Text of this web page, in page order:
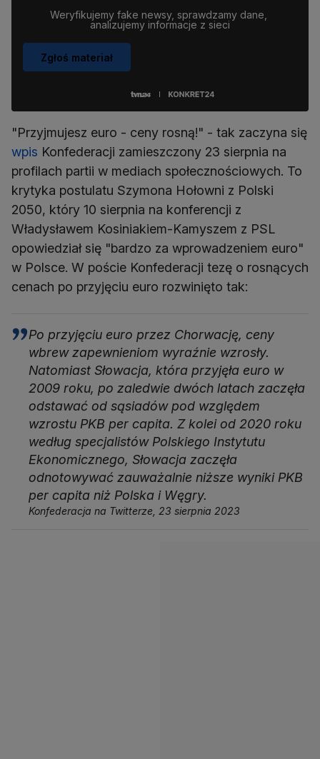
Weryfikujemy fake newsy, sprawdzamy dane,
analizujemy informacje z sieci
Zgłoś materiał
"Przyjmujesz euro - ceny rosną!" - tak zaczyna się
wpis Konfederacji zamieszczony 23 sierpnia na
profilach partii w mediach społecznościowych. To
krytyka postulatu Szymona Hołowni z Polski
2050, który 10 sierpnia na konferencji z
Władysławem Kosiniakiem-Kamyszem z PSL
opowiedział się "bardzo za wprowadzeniem euro"
w Polsce. W poście Konfederacji tezę o rosnących
cenach po przyjęciu euro rozwinięto tak:
Po przyjęciu euro przez Chorwację, ceny
wbrew zapewnieniom wyraźnie wzrosły.
Natomiast Słowacja, która przyjęła euro w
2009 roku, po zaledwie dwóch latach zaczęła
odstawać od sąsiadów pod względem
wzrostu PKB per capita. Z kolei od 2020 roku
według specjalistów Polskiego Instytutu
Ekonomicznego, Słowacja zaczęła
odnotowywać zauważalnie niższe wyniki PKB
per capita niż Polska i Węgry.
Konfederacja na Twitterze, 23 sierpnia 2023